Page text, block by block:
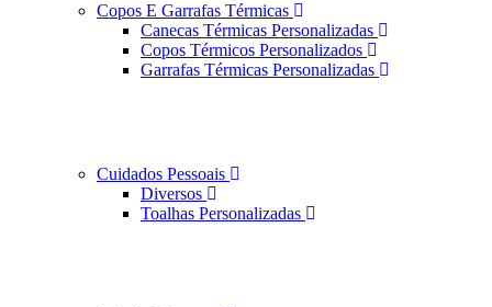
Copos E Garrafas Térmicas
Canecas Térmicas Personalizadas
Copos Térmicos Personalizados
Garrafas Térmicas Personalizadas
Cuidados Pessoais
Diversos
Toalhas Personalizadas